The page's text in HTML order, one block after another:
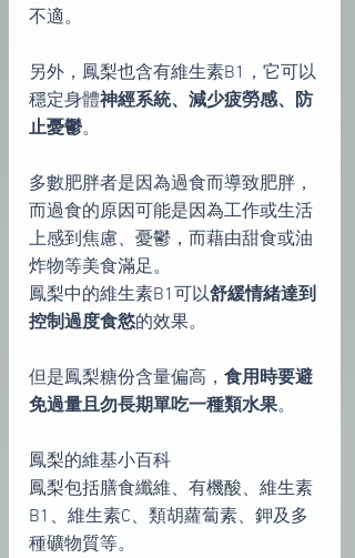
不適。
另外，鳳梨也含有維生素B1，它可以
穩定身體神經系統、減少疲勞感、防
止憂鬱。
多數肥胖者是因為過食而導致肥胖，
而過食的原因可能是因為工作或生活
上感到焦慮、憂鬱，而藉由甜食或油
炸物等美食滿足。
鳳梨中的維生素B1可以舒緩情緒達到
控制過度食慾的效果。
但是鳳梨糖份含量偏高， 食用時要避
免過量且勿長期單吃一種類水果。
鳳梨的維基小百科
鳳梨包括膳食纖維、有機酸、維生素
B1、維生素C、類胡蘿蔔素、鉀及多
種礦物質等。